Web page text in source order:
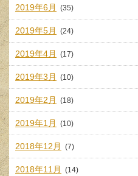
2019年6月 (35)
2019年5月 (24)
2019年4月 (17)
2019年3月 (10)
2019年2月 (18)
2019年1月 (10)
2018年12月 (7)
2018年11月 (14)